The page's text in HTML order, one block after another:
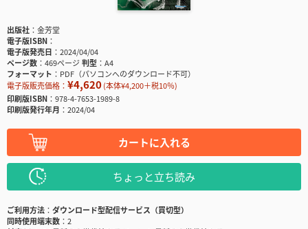
出版社
金芳堂
電子版ISBN
電子版発売日
2024/04/04
ページ数
469ページ判型
A4
フォーマット
PDF（パソコンへのダウンロード不可）
電子版販売価格： ¥4,620(本体¥4,200＋税10％)
印刷版ISBN
978-4-7653-1989-8
印刷版発行年月
2024/04
カートに入れる
ちょっと立ち読み
ご利用方法
ダウンロード型配信サービス（買切型）
同時使用端末数
2